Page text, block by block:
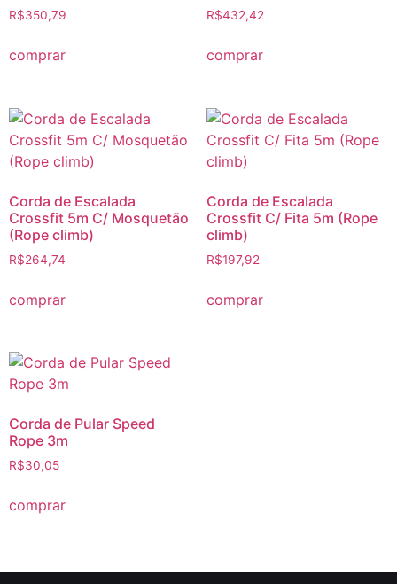
R$350,79
comprar
R$432,42
comprar
Corda de Escalada
Crossfit 5m C/ Mosquetão
(Rope climb)
R$264,74
comprar
Corda de Escalada
Crossfit C/ Fita 5m (Rope
climb)
R$197,92
comprar
Corda de Pular Speed
Rope 3m
R$30,05
comprar